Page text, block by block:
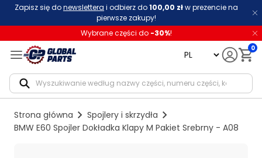
Zapisz się donewslettera i odbierz do100,00 złw prezencie na
pierwsze zakupy!
Wybrane części do -30%!
language 0
Strona główna
Spojlery i skrzydła
BMW E60 Spojler Dokładka Klapy M Pakiet Srebrny - A08